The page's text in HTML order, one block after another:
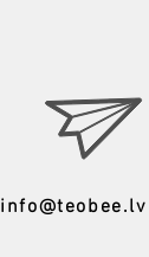
info@teobee.lv